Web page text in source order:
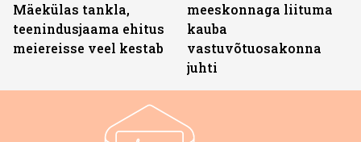
Mäekülas tankla,
teenindusjaama ehitus
meiereisse veel kestab
meeskonnaga liituma
kauba
vastuvõtuosakonna
juhti